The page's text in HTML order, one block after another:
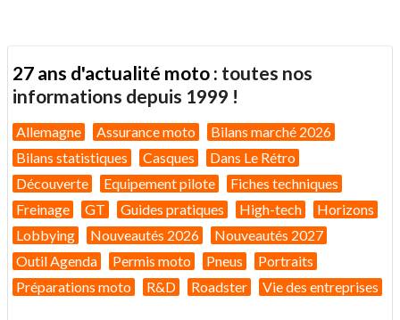
27 ans d'actualité moto : toutes nos
informations depuis 1999 !
Allemagne Assurance moto
Bilans marché 2026
Bilans statistiques
Casques
Dans Le Rétro
Découverte
Equipement pilote
Fiches techniques
Freinage
GT Guides pratiques High-tech
Horizons
Lobbying
Nouveautés 2026
Nouveautés 2027
Outil Agenda
Permis moto Pneus
Portraits
Préparations moto
R&D Roadster Vie des entreprises